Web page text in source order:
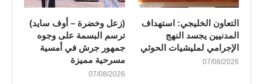
التعاون الخليجي: استهداف
المدنيين يجسد النهج
الإجرامي لمليشيات الحوثي
07/08/2026
(زعل وخضرة – أوف سايد)
ترسم البسمة على وجوه
جمهور جرش في أمسية
مسرحية مميزة
07/08/2026